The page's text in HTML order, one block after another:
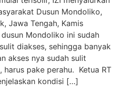
Dusun Mondoliko,
Jawa Tengah, Kamis
Mondoliko ini sudah
diakses, sehingga banyak
akses nya sudah sulit
harus pake perahu. Ketua RT
kondisi […]